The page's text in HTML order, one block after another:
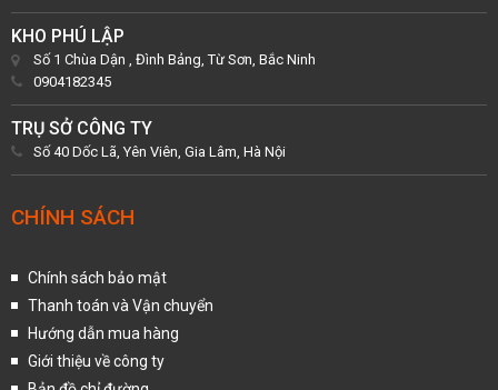
KHO PHÚ LẬP
Số 1 Chùa Dận , Đình Bảng, Từ Sơn, Bắc Ninh
0904182345
TRỤ SỞ CÔNG TY
Số 40 Dốc Lã, Yên Viên, Gia Lâm, Hà Nội
CHÍNH SÁCH
Chính sách bảo mật
Thanh toán và Vận chuyển
Hướng dẫn mua hàng
Giới thiệu về công ty